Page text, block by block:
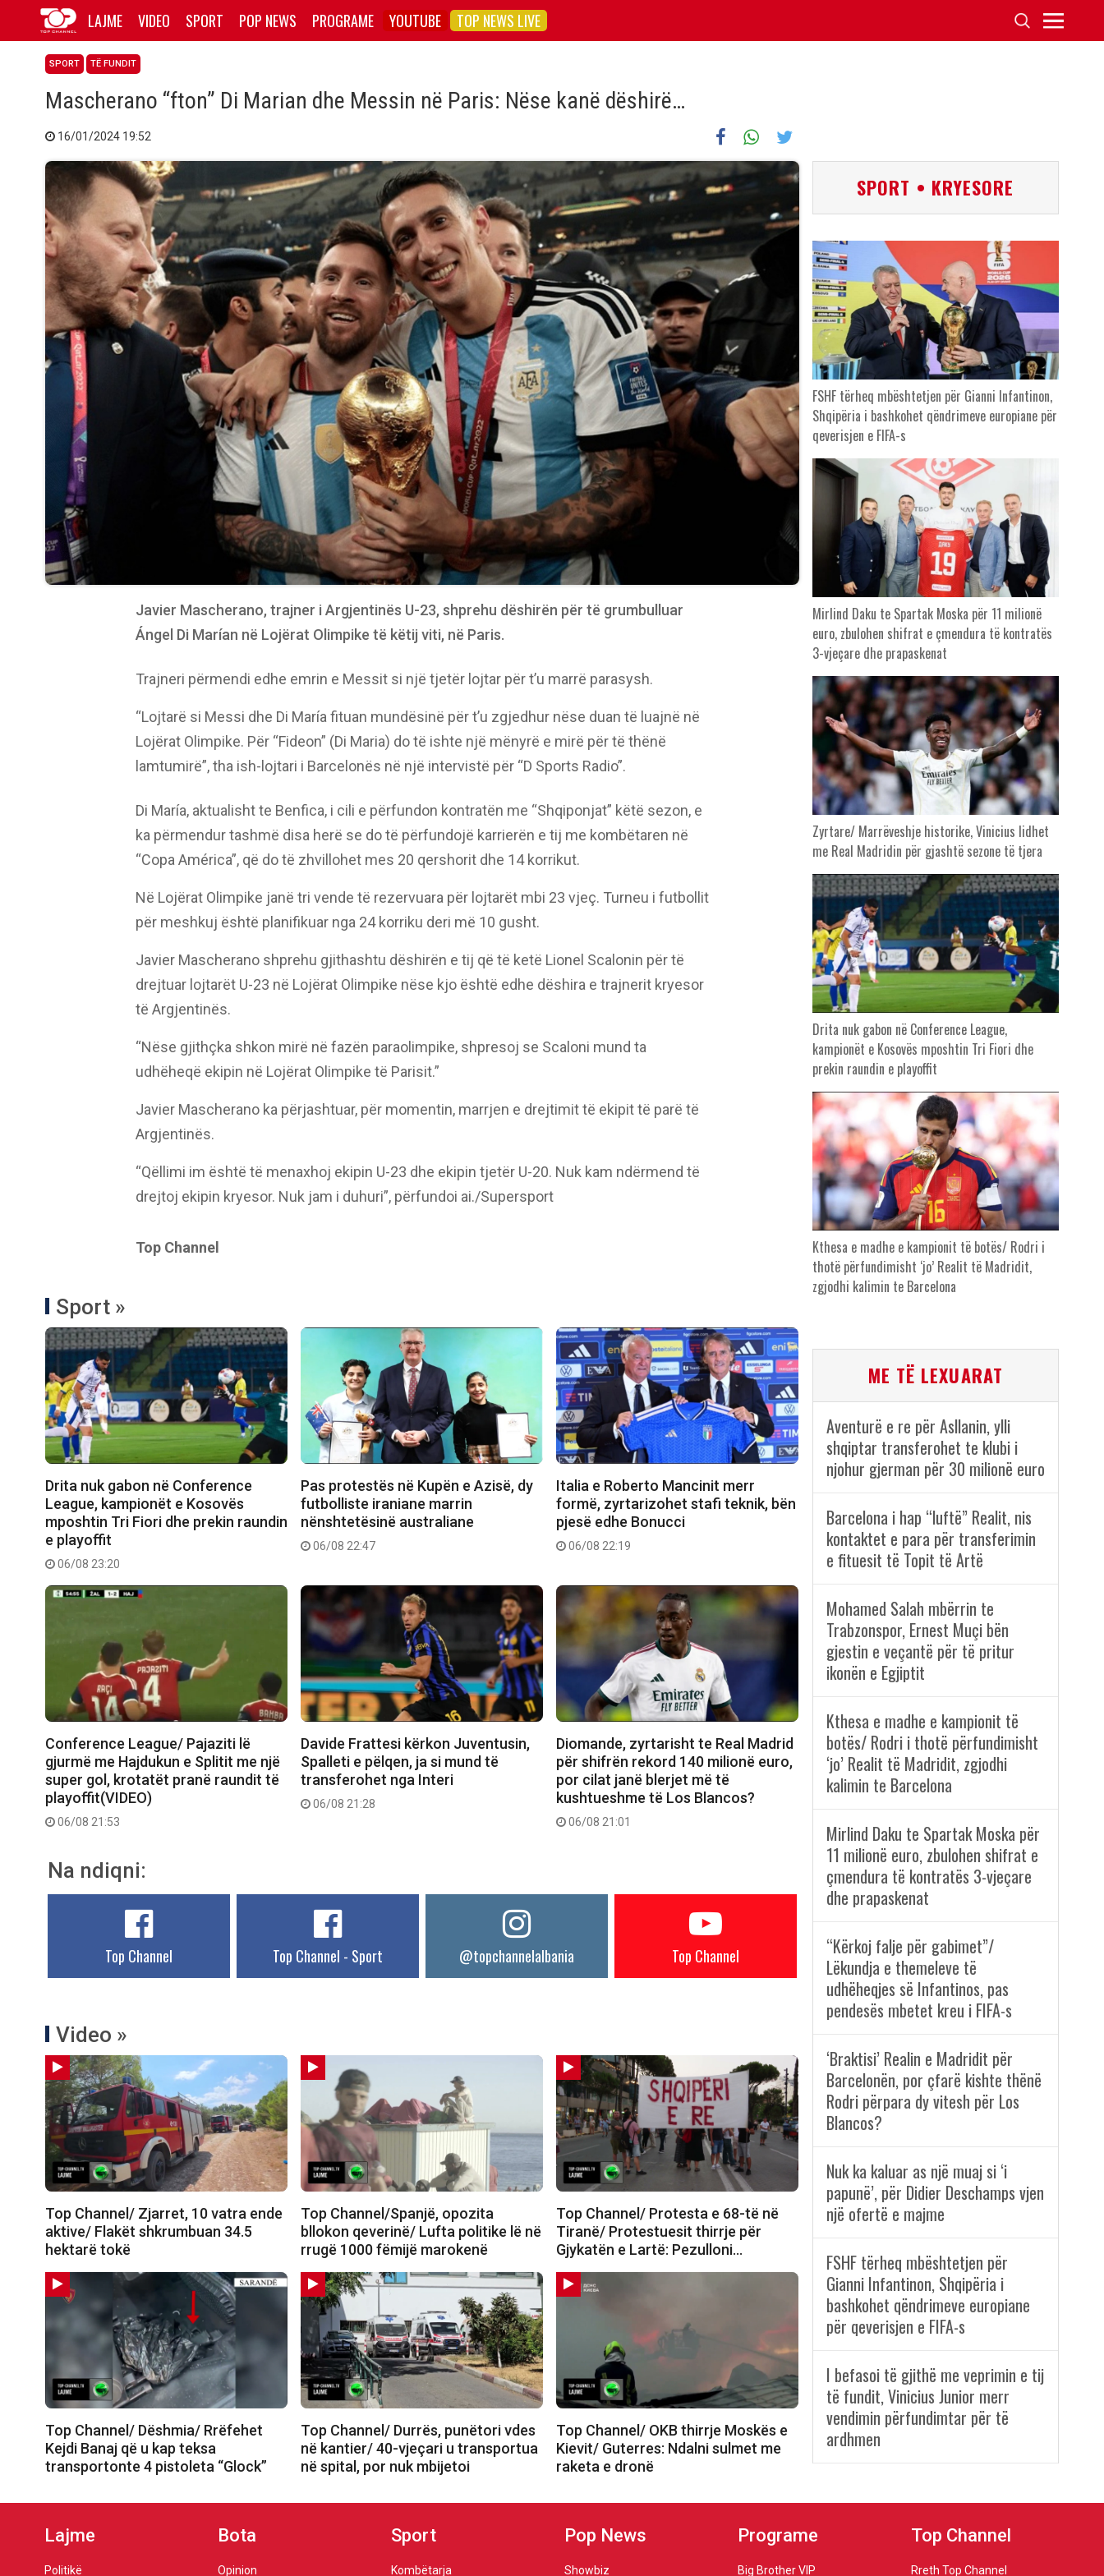
LAJME VIDEO SPORT POP NEWS PROGRAME YOUTUBE TOP NEWS LIVE
SPORT TË FUNDIT
Mascherano “fton” Di Marian dhe Messin në Paris: Nëse kanë dëshirë…
16/01/2024 19:52
Javier Mascherano, trajner i Argjentinës U-23, shprehu dëshirën për të grumbulluar
Ángel Di Marían në Lojërat Olimpike të këtij viti, në Paris.
Trajneri përmendi edhe emrin e Messit si një tjetër lojtar për t’u marrë parasysh.
“Lojtarë si Messi dhe Di María fituan mundësinë për t’u zgjedhur nëse duan të luajnë në
Lojërat Olimpike. Për “Fideon” (Di Maria) do të ishte një mënyrë e mirë për të thënë
lamtumirë”, tha ish-lojtari i Barcelonës në një intervistë për “D Sports Radio”.
Di María, aktualisht te Benfica, i cili e përfundon kontratën me “Shqiponjat” këtë sezon, e
ka përmendur tashmë disa herë se do të përfundojë karrierën e tij me kombëtaren në
“Copa América”, që do të zhvillohet mes 20 qershorit dhe 14 korrikut.
Në Lojërat Olimpike janë tri vende të rezervuara për lojtarët mbi 23 vjeç. Turneu i futbollit
për meshkuj është planifikuar nga 24 korriku deri më 10 gusht.
Javier Mascherano shprehu gjithashtu dëshirën e tij që të ketë Lionel Scalonin për të
drejtuar lojtarët U-23 ​​në Lojërat Olimpike nëse kjo është edhe dëshira e trajnerit kryesor
të Argjentinës.
“Nëse gjithçka shkon mirë në fazën paraolimpike, shpresoj se Scaloni mund ta
udhëheqë ekipin në Lojërat Olimpike të Parisit.”
Javier Mascherano ka përjashtuar, për momentin, marrjen e drejtimit të ekipit të parë të
Argjentinës.
“Qëllimi im është të menaxhoj ekipin U-23 dhe ekipin tjetër U-20. Nuk kam ndërmend të
drejtoj ekipin kryesor. Nuk jam i duhuri”, përfundoi ai./Supersport
Top Channel
Sport »
Drita nuk gabon në Conference
League, kampionët e Kosovës
mposhtin Tri Fiori dhe prekin raundin
e playoffit
06/08 23:20
Pas protestës në Kupën e Azisë, dy
futbolliste iraniane marrin
nënshtetësinë australiane
06/08 22:47
Italia e Roberto Mancinit merr
formë, zyrtarizohet stafi teknik, bën
pjesë edhe Bonucci
06/08 22:19
Conference League/ Pajaziti lë
gjurmë me Hajdukun e Splitit me një
super gol, krotatët pranë raundit të
playoffit(VIDEO)
06/08 21:53
Davide Frattesi kërkon Juventusin,
Spalleti e pëlqen, ja si mund të
transferohet nga Interi
06/08 21:28
Diomande, zyrtarisht te Real Madrid
për shifrën rekord 140 milionë euro,
por cilat janë blerjet më të
kushtueshme të Los Blancos?
06/08 21:01
Na ndiqni:
Top Channel Top Channel - Sport @topchannelalbania Top Channel
Video »
Top Channel/ Zjarret, 10 vatra ende
aktive/ Flakët shkrumbuan 34.5
hektarë tokë
Top Channel/Spanjë, opozita
bllokon qeverinë/ Lufta politike lë në
rrugë 1000 fëmijë marokenë
Top Channel/ Protesta e 68-të në
Tiranë/ Protestuesit thirrje për
Gjykatën e Lartë: Pezulloni…
Top Channel/ Dëshmia/ Rrëfehet
Kejdi Banaj që u kap teksa
transportonte 4 pistoleta “Glock”
Top Channel/ Durrës, punëtori vdes
në kantier/ 40-vjeçari u transportua
në spital, por nuk mbijetoi
Top Channel/ OKB thirrje Moskës e
Kievit/ Guterres: Ndalni sulmet me
raketa e dronë
SPORT • KRYESORE
FSHF tërheq mbështetjen për Gianni Infantinon,
Shqipëria i bashkohet qëndrimeve europiane për
qeverisjen e FIFA-s
Mirlind Daku te Spartak Moska për 11 milionë
euro, zbulohen shifrat e çmendura të kontratës
3-vjeçare dhe prapaskenat
Zyrtare/ Marrëveshje historike, Vinicius lidhet
me Real Madridin për gjashtë sezone të tjera
Drita nuk gabon në Conference League,
kampionët e Kosovës mposhtin Tri Fiori dhe
prekin raundin e playoffit
Kthesa e madhe e kampionit të botës/ Rodri i
thotë përfundimisht ‘jo’ Realit të Madridit,
zgjodhi kalimin te Barcelona
ME TË LEXUARAT
Aventurë e re për Asllanin, ylli
shqiptar transferohet te klubi i
njohur gjerman për 30 milionë euro
Barcelona i hap “luftë” Realit, nis
kontaktet e para për transferimin
e fituesit të Topit të Artë
Mohamed Salah mbërrin te
Trabzonspor, Ernest Muçi bën
gjestin e veçantë për të pritur
ikonën e Egjiptit
Kthesa e madhe e kampionit të
botës/ Rodri i thotë përfundimisht
‘jo’ Realit të Madridit, zgjodhi
kalimin te Barcelona
Mirlind Daku te Spartak Moska për
11 milionë euro, zbulohen shifrat e
çmendura të kontratës 3-vjeçare
dhe prapaskenat
“Kërkoj falje për gabimet”/
Lëkundja e themeleve të
udhëheqjes së Infantinos, pas
pendesës mbetet kreu i FIFA-s
‘Braktisi’ Realin e Madridit për
Barcelonën, por çfarë kishte thënë
Rodri përpara dy vitesh për Los
Blancos?
Nuk ka kaluar as një muaj si ‘i
papunë’, për Didier Deschamps vjen
një ofertë e majme
FSHF tërheq mbështetjen për
Gianni Infantinon, Shqipëria i
bashkohet qëndrimeve europiane
për qeverisjen e FIFA-s
I befasoi të gjithë me veprimin e tij
të fundit, Vinicius Junior merr
vendimin përfundimtar për të
ardhmen
Lajme
Politikë
Bota
Opinion
Sport
Kombëtarja
Pop News
Showbiz
Programe
Big Brother VIP
Top Channel
Rreth Top Channel